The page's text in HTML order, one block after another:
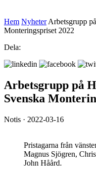
Hem Nyheter Arbetsgrupp
Monteringspriset 2022
Dela:
Arbetsgrupp på
Svenska
Notis · 2022-03-16
Pristagarna från
Magnus Sjögren,
John Håård.